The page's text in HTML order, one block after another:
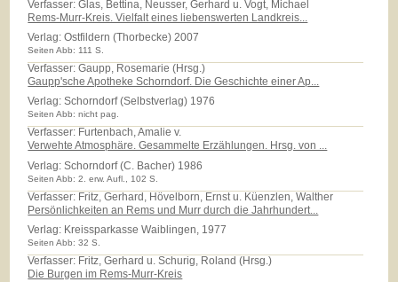
Verfasser: Glas, Bettina, Neusser, Gerhard u. Vogt, Michael
Rems-Murr-Kreis. Vielfalt eines liebenswerten Landkreis...
Verlag:Ostfildern (Thorbecke) 2007
Seiten Abb: 111 S.
Verfasser: Gaupp, Rosemarie (Hrsg.)
Gaupp'sche Apotheke Schorndorf. Die Geschichte einer Ap...
Verlag:Schorndorf (Selbstverlag) 1976
Seiten Abb: nicht pag.
Verfasser: Furtenbach, Amalie v.
Verwehte Atmosphäre. Gesammelte Erzählungen. Hrsg. von ...
Verlag:Schorndorf (C. Bacher) 1986
Seiten Abb: 2. erw. Aufl., 102 S.
Verfasser: Fritz, Gerhard, Hövelborn, Ernst u. Küenzlen, Walther
Persönlichkeiten an Rems und Murr durch die Jahrhundert...
Verlag: Kreissparkasse Waiblingen, 1977
Seiten Abb: 32 S.
Verfasser: Fritz, Gerhard u. Schurig, Roland (Hrsg.)
Die Burgen im Rems-Murr-Kreis